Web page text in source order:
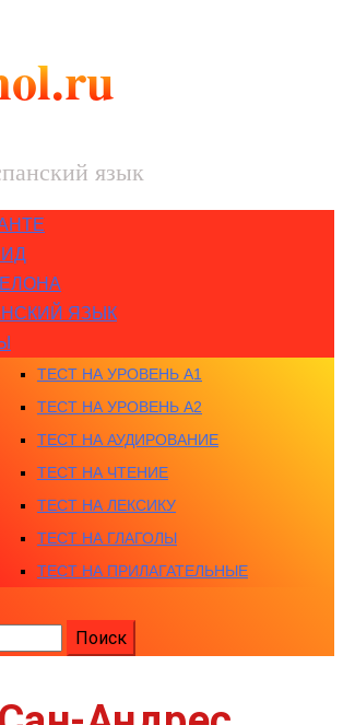
язык
ЯЗЫК
ТЕСТ НА УРОВЕНЬ A1
ТЕСТ НА УРОВЕНЬ A2
ТЕСТ НА АУДИРОВАНИЕ
ТЕСТ НА ЧТЕНИЕ
ТЕСТ НА ЛЕКСИКУ
ТЕСТ НА ГЛАГОЛЫ
ТЕСТ НА ПРИЛАГАТЕЛЬНЫЕ